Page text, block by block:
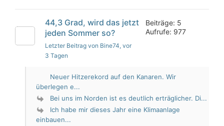
44,3 Grad, wird das jetzt
jeden Sommer so?
Letzter Beitrag von Bine74, vor
3 Tagen
Beiträge: 5
Aufrufe: 977
Neuer Hitzerekord auf den Kanaren. Wir
überlegen e...
Bei uns im Norden ist es deutlich erträglicher. Di...
Ich habe mir dieses Jahr eine Klimaanlage
einbauen...